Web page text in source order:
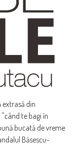
extrasă din
te bagi în
bucată de vreme
Băsescu-